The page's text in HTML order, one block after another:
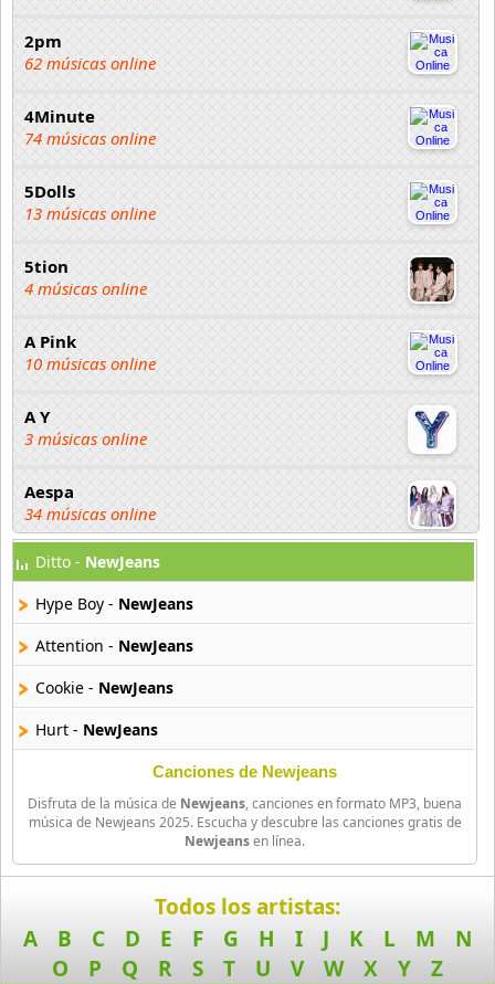
2pm
62 músicas online
4Minute
74 músicas online
5Dolls
13 músicas online
5tion
4 músicas online
A Pink
10 músicas online
A Y
3 músicas online
Aespa
34 músicas online
Afther School
34 músicas online
Ali
3 músicas online
13 músicas online
B1A4
21 músicas online
B2st
BABYMONSTER
9 músicas online
Ditto - NewJeans
Hype Boy - NewJeans
Attention - NewJeans
Cookie - NewJeans
Hurt - NewJeans
Canciones de Newjeans
Disfruta de la música de Newjeans, canciones en formato MP3, buena
música de Newjeans 2025. Escucha y descubre las canciones gratis de
Newjeansen línea.
Todos los artistas:
A
B C D E F G H I J K L M
N
O
P Q R S T U V W X Y Z